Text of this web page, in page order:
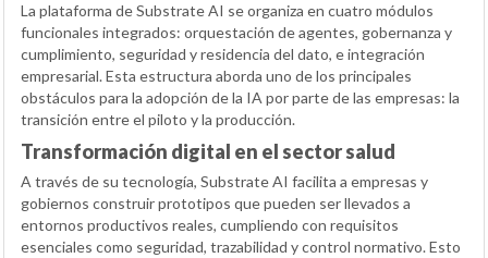
La plataforma de Substrate AI se organiza en cuatro módulos
funcionales integrados: orquestación de agentes, gobernanza y
cumplimiento, seguridad y residencia del dato, e integración
empresarial. Esta estructura aborda uno de los principales
obstáculos para la adopción de la IA por parte de las empresas: la
transición entre el piloto y la producción.
Transformación digital en el sector salud
A través de su tecnología, Substrate AI facilita a empresas y
gobiernos construir prototipos que pueden ser llevados a
entornos productivos reales, cumpliendo con requisitos
esenciales como seguridad, trazabilidad y control normativo. Esto